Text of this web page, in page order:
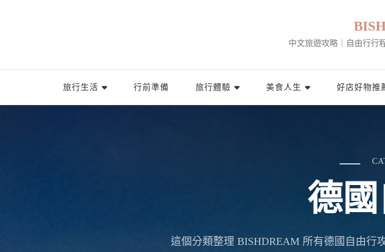
中文旅遊攻略｜自由行行
旅行生活 行前準備 旅行體驗 美食人生 好店好物推
德
這個分類整理 BISHDREAM 所有德國自由行